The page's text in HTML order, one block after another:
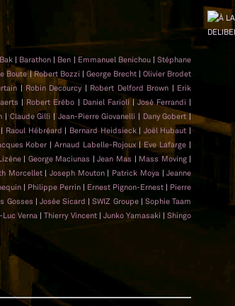
| Barathon | Ben | Emmanuel Benichou|Stéphane
Boute|Robert Bozzi | George Brecht|Olivier Brodet
| Robin Decourcy| Robert Delford Brown | Erik
| Robert Erébo | Daniel Farioli |José Ferrandi |
|Claude Gilli |Jean-Pierre Giovanelli | Dany Gobert|
| Raoul Hébréard | Bernard Heidsieck| Joël Hubaut |
Kober |Arnaud Labelle-Rojoux | Eve Lafarge |
| George Maciunas |Jean Mas | Mass Moving|
Morcellet| Joseph Mouton| Patrick Moya |Jeanne
| Philippe Perrin| Ernest Pignon-Ernest | Pierre
Gosses | Josée Sicard |SWIZ Groupe| Sophie Taam
Luc Verna |Thierry Vincent| Junko Yamasaki |Shingo